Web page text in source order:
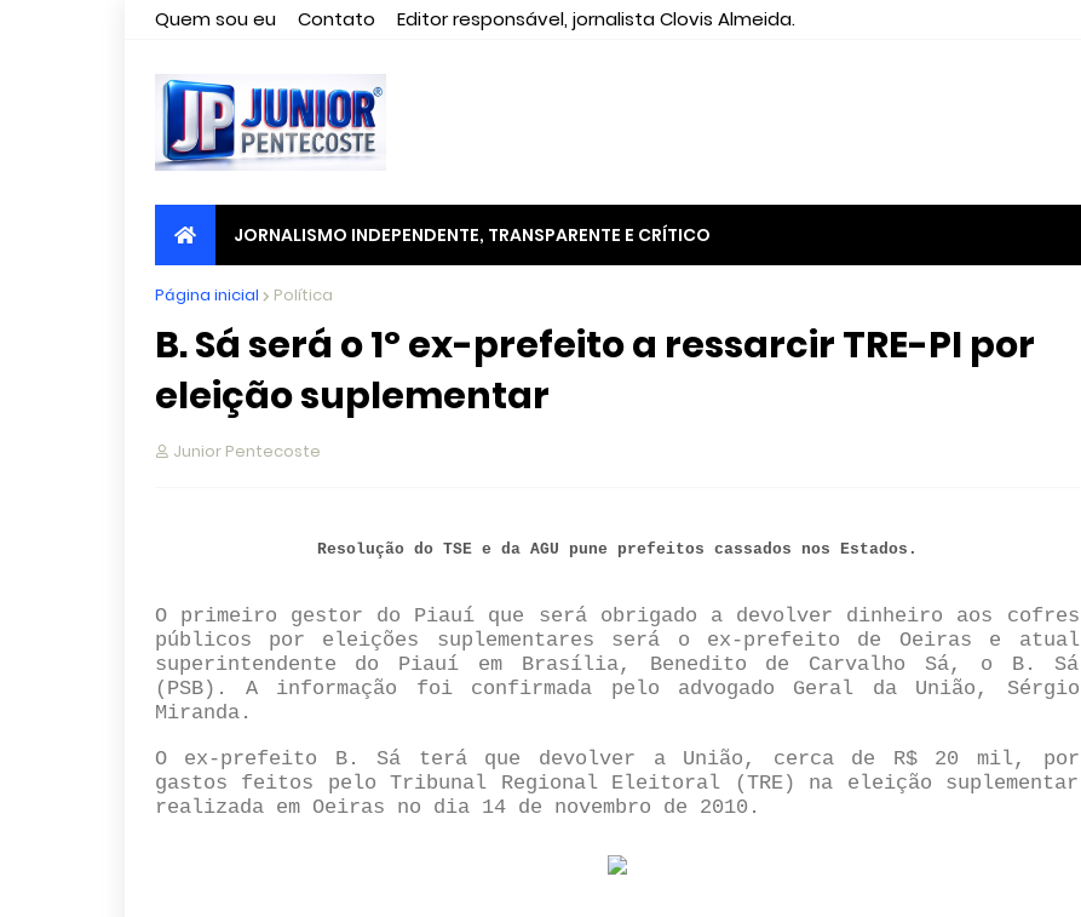
Quem sou eu Contato Editor responsável, jornalista Clovis Almeida.
JORNALISMO INDEPENDENTE, TRANSPARENTE E CRÍTICO
Página inicial Política
B. Sá será o 1º ex-prefeito a ressarcir TRE-PI por
eleição suplementar
Junior Pentecoste
Resolução do TSE e da AGU pune prefeitos cassados nos Estados.
O primeiro gestor do Piauí que será obrigado a devolver dinheiro aos cofres
públicos por eleições suplementares será o ex-prefeito de Oeiras e atual
superintendente do Piauí em Brasília, Benedito de Carvalho Sá, o B. Sá
(PSB). A informação foi confirmada pelo advogado Geral da União, Sérgio
Miranda.
O ex-prefeito B. Sá terá que devolver a União, cerca de R$ 20 mil, por
gastos feitos pelo Tribunal Regional Eleitoral (TRE) na eleição suplementar
realizada em Oeiras no dia 14 de novembro de 2010.